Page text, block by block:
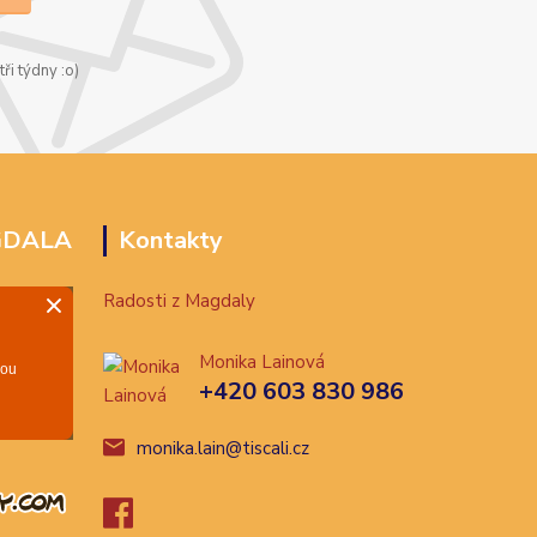
týdny :o)
Kontakty
Radosti z Magdaly
Monika Lainová
+420 603 830 986
monika.lain@tiscali.cz